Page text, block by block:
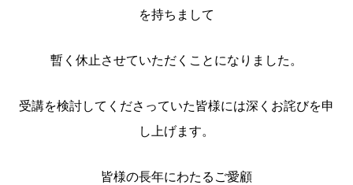
を持ちまして
暫く休止させていただくことになりました。
受講を検討してくださっていた皆様には深くお詫びを申
し上げます。
皆様の長年にわたるご愛顧